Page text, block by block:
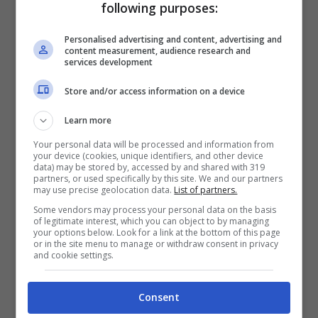
Roberto Mancini (www.gettyimages.it)
Momento molto importante per l’Italia,
chiamata a non sbagliare contro la Polonia
following purposes:
Personalised advertising and content, advertising and
content measurement, audience research and
services development
Store and/or access information on a device
Learn more
Your personal data will be processed and information from
your device (cookies, unique identifiers, and other device
data) may be stored by, accessed by and shared with 319
partners, or used specifically by this site. We and our partners
may use precise geolocation data. List of partners.
Some vendors may process your personal data on the basis
of legitimate interest, which you can object to by managing
your options below. Look for a link at the bottom of this page
or in the site menu to manage or withdraw consent in privacy
and cookie settings.
Consent